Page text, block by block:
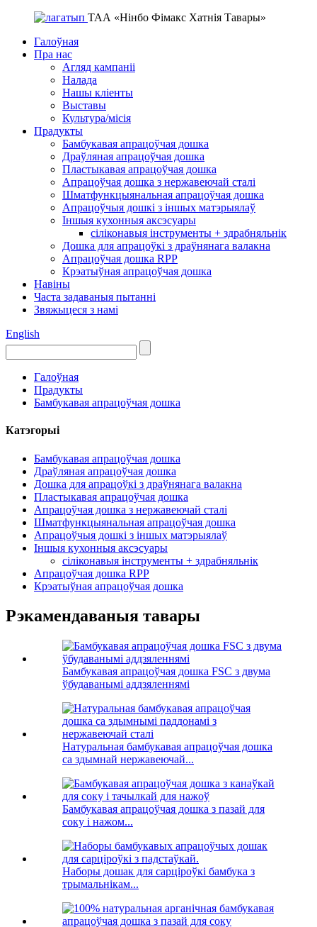
ТАА «Нінбо Фімакс Хатнія Тавары»
Галоўная
Пра нас
Агляд кампаніі
Налада
Нашы кліенты
Выставы
Культура/місія
Прадукты
Бамбукавая апрацоўчая дошка
Драўляная апрацоўчая дошка
Пластыкавая апрацоўчая дошка
Апрацоўчая дошка з нержавеючай сталі
Шматфункцыянальная апрацоўчая дошка
Апрацоўчыя дошкі з іншых матэрыялаў
Іншыя кухонныя аксэсуары
сіліконавыя інструменты + здрабняльнік
Дошка для апрацоўкі з драўнянага валакна
Апрацоўчая дошка RPP
Крэатыўная апрацоўчая дошка
Навіны
Часта задаваныя пытанні
Звяжыцеся з намі
English
Галоўная
Прадукты
Бамбукавая апрацоўчая дошка
Катэгорыі
Бамбукавая апрацоўчая дошка
Драўляная апрацоўчая дошка
Дошка для апрацоўкі з драўнянага валакна
Пластыкавая апрацоўчая дошка
Апрацоўчая дошка з нержавеючай сталі
Шматфункцыянальная апрацоўчая дошка
Апрацоўчыя дошкі з іншых матэрыялаў
Іншыя кухонныя аксэсуары
сіліконавыя інструменты + здрабняльнік
Апрацоўчая дошка RPP
Крэатыўная апрацоўчая дошка
Рэкамендаваныя тавары
Бамбукавая апрацоўчая дошка FSC з двума
ўбудаванымі аддзяленнямі
Натуральная бамбукавая апрацоўчая дошка
са здымнай нержавеючай...
Бамбукавая апрацоўчая дошка з пазай для
соку і нажом...
Наборы дошак для сарціроўкі бамбука з
трымальнікам...